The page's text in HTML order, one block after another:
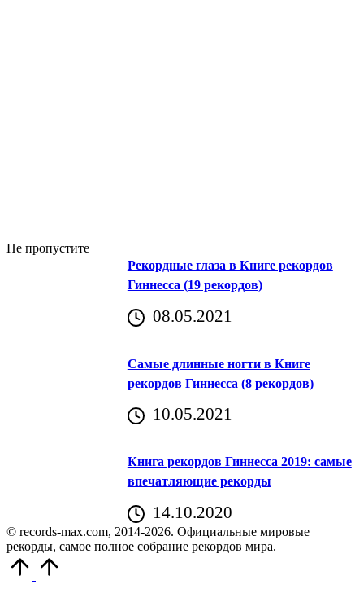
Не пропустите
Рекордные глаза в Книге рекордов
Гиннесса (19 рекордов)
08.05.2021
Самые длинные ногти в Книге
рекордов Гиннесса (8 рекордов)
10.05.2021
Книга рекордов Гиннесса 2019: самые
впечатляющие рекорды
14.10.2020
© records-max.com, 2014-2026. Официальные мировые
рекорды, самое полное собрание рекордов мира.